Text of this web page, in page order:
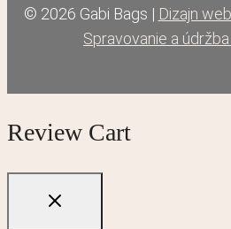
© 2026 Gabi Bags | Dizajn
Spravovanie a
Review Cart